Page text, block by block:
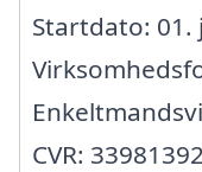
Startdato: 01.
CVR: 33981392